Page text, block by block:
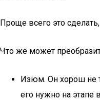
Проще всего это
Что же может
Изюм. Он хорош не
его нужно на